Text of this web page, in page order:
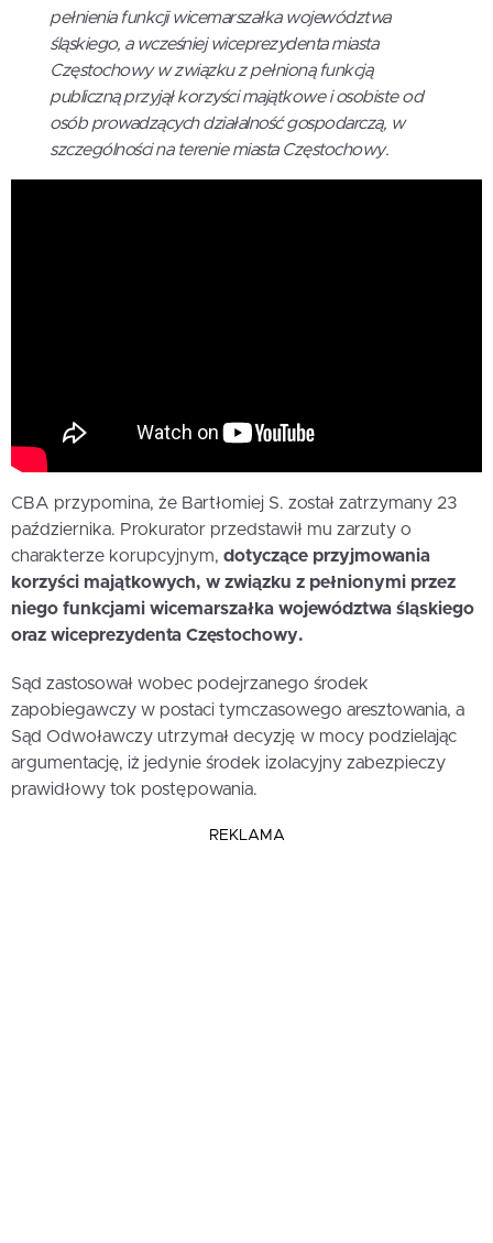
pełnienia funkcji wicemarszałka województwa
śląskiego, a wcześniej wiceprezydenta miasta
Częstochowy w związku z pełnioną funkcją
publiczną przyjął korzyści majątkowe i osobiste od
osób prowadzących działalność gospodarczą, w
szczególności na terenie miasta Częstochowy.
CBA przypomina, że Bartłomiej S. został zatrzymany 23
października. Prokurator przedstawił mu zarzuty o
charakterze korupcyjnym, dotyczące przyjmowania
korzyści majątkowych, w związku z pełnionymi przez
niego funkcjami wicemarszałka województwa śląskiego
oraz wiceprezydenta Częstochowy.
Sąd zastosował wobec podejrzanego środek
zapobiegawczy w postaci tymczasowego aresztowania, a
Sąd Odwoławczy utrzymał decyzję w mocy podzielając
argumentację, iż jedynie środek izolacyjny zabezpieczy
prawidłowy tok postępowania.
REKLAMA